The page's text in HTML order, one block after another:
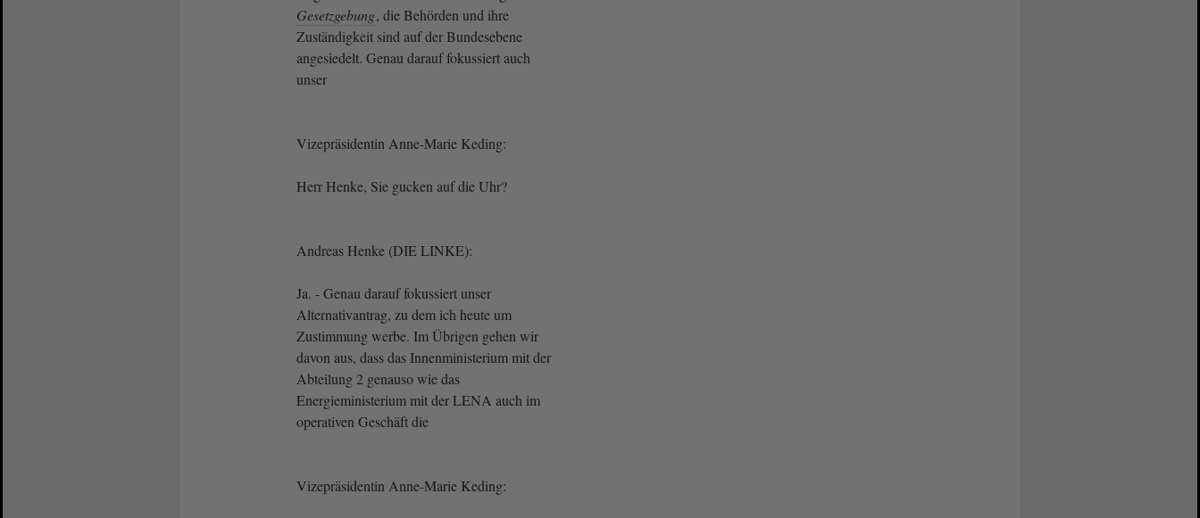
Gesetzgebung, die Behörden und ihre
Zuständigkeit sind auf der Bundesebene
angesiedelt. Genau darauf fokussiert auch
unser
Vizepräsidentin Anne-Marie Keding:
Herr Henke, Sie gucken auf die Uhr?
Andreas Henke (DIE LINKE):
Ja. - Genau darauf fokussiert unser
Alternativantrag, zu dem ich heute um
Zustimmung werbe. Im Übrigen gehen wir
davon aus, dass das Innenministerium mit der
Abteilung 2 genauso wie das
Energieministerium mit der LENA auch im
operativen Geschäft die
Vizepräsidentin Anne-Marie Keding: